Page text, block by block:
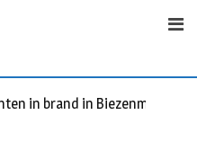
in brand in Biezenmortel,